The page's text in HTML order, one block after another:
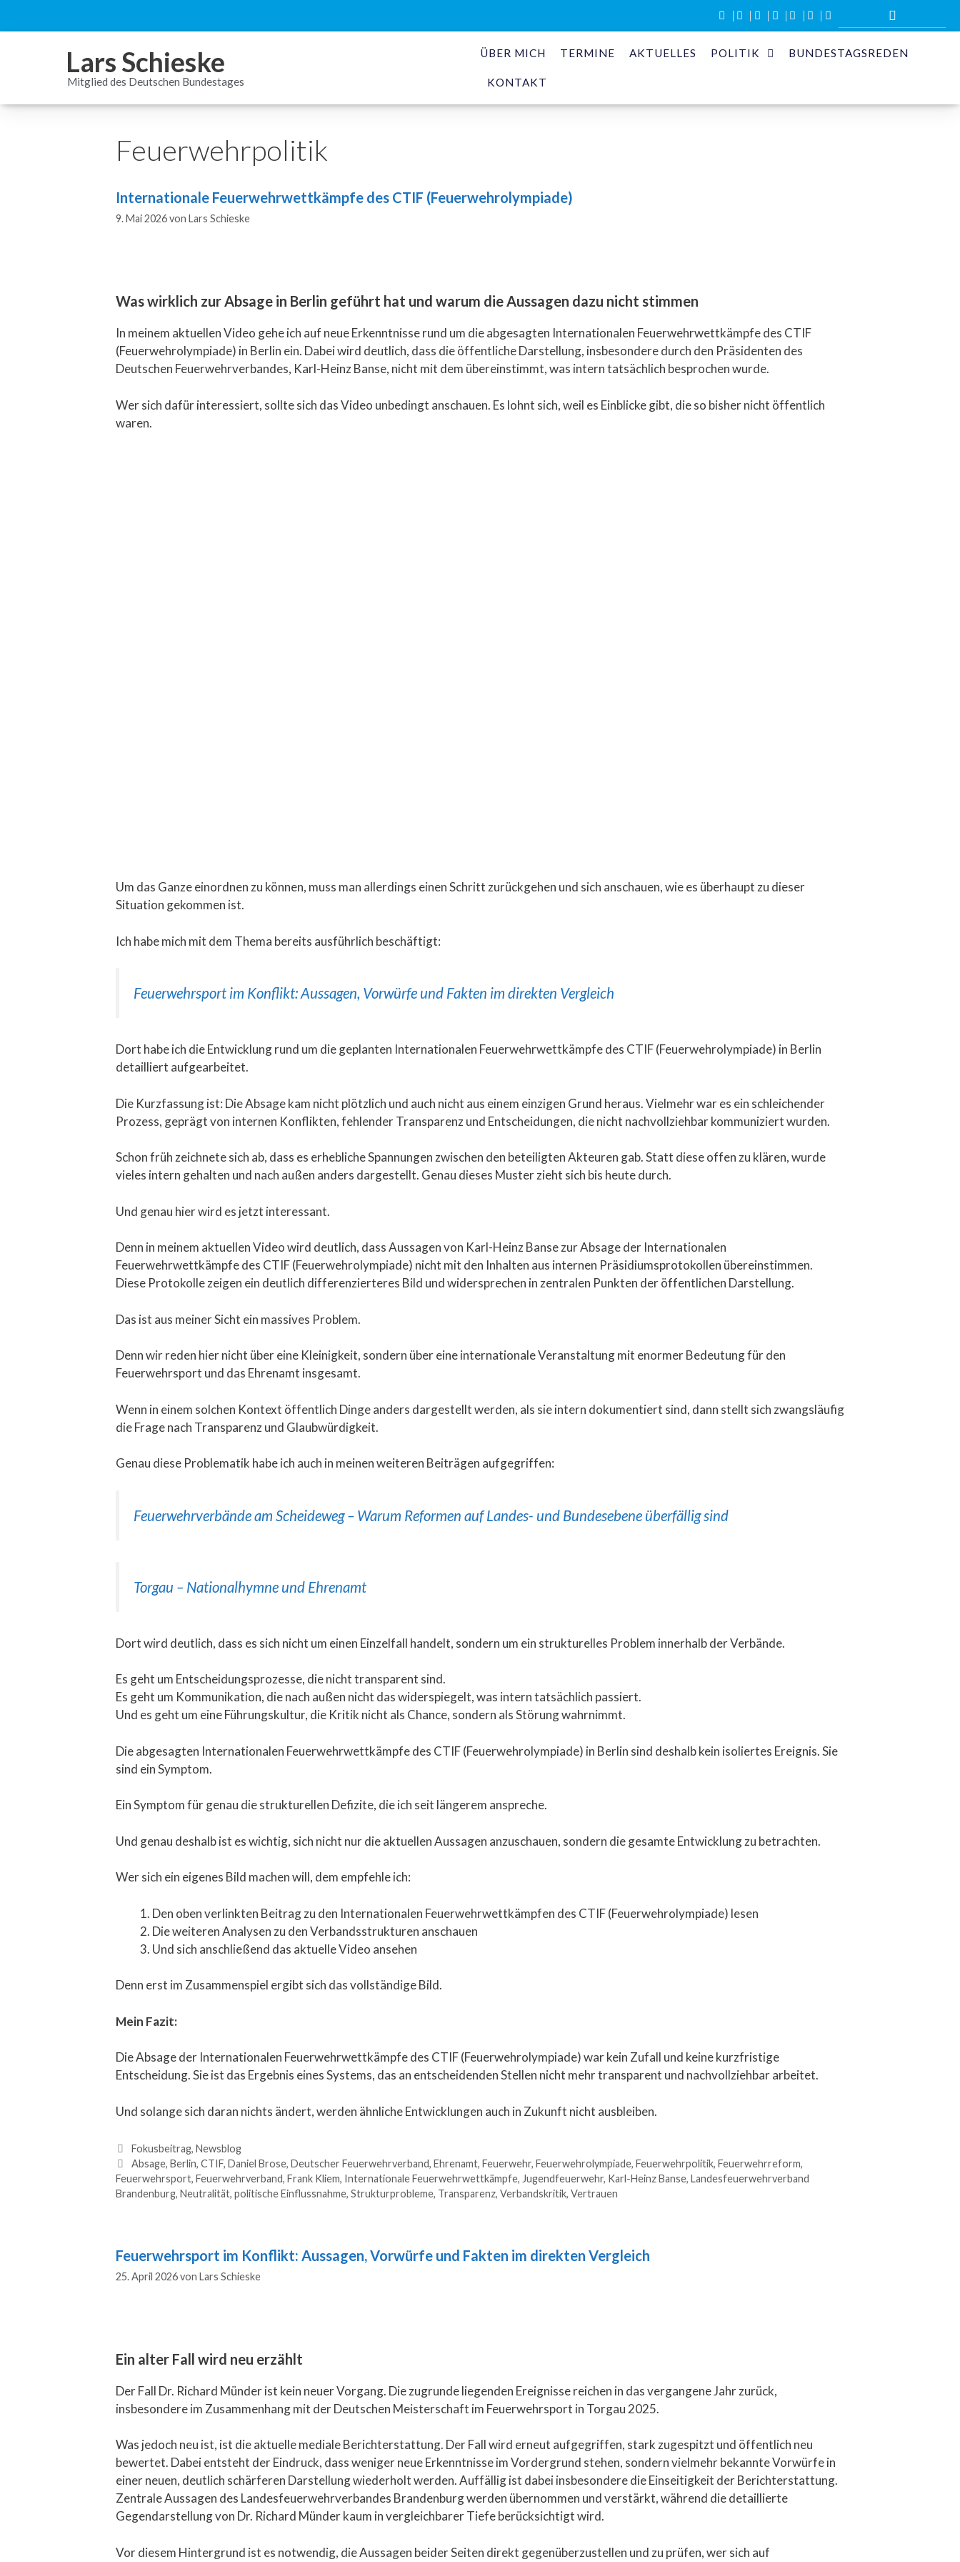
Lars Schieske
Mitglied des Deutschen Bundestages
ÜBER MICH TERMINE AKTUELLES POLITIK BUNDESTAGSREDEN
KONTAKT
Feuerwehrpolitik
Internationale Feuerwehrwettkämpfe des CTIF (Feuerwehrolympiade)
9. Mai 2026von Lars Schieske
Was wirklich zur Absage in Berlin geführt hat und warum die Aussagen dazu nicht stimmen
In meinem aktuellen Video gehe ich auf neue Erkenntnisse rund um die abgesagten Internationalen Feuerwehrwettkämpfe des CTIF
(Feuerwehrolympiade) in Berlin ein. Dabei wird deutlich, dass die öffentliche Darstellung, insbesondere durch den Präsidenten des
Deutschen Feuerwehrverbandes, Karl-Heinz Banse, nicht mit dem übereinstimmt, was intern tatsächlich besprochen wurde.
Wer sich dafür interessiert, sollte sich das Video unbedingt anschauen. Es lohnt sich, weil es Einblicke gibt, die so bisher nicht öffentlich
waren.
Um das Ganze einordnen zu können, muss man allerdings einen Schritt zurückgehen und sich anschauen, wie es überhaupt zu dieser
Situation gekommen ist.
Ich habe mich mit dem Thema bereits ausführlich beschäftigt:
Feuerwehrsport im Konflikt: Aussagen, Vorwürfe und Fakten im direkten Vergleich
Dort habe ich die Entwicklung rund um die geplanten Internationalen Feuerwehrwettkämpfe des CTIF (Feuerwehrolympiade) in Berlin
detailliert aufgearbeitet.
Die Kurzfassung ist: Die Absage kam nicht plötzlich und auch nicht aus einem einzigen Grund heraus. Vielmehr war es ein schleichender
Prozess, geprägt von internen Konflikten, fehlender Transparenz und Entscheidungen, die nicht nachvollziehbar kommuniziert wurden.
Schon früh zeichnete sich ab, dass es erhebliche Spannungen zwischen den beteiligten Akteuren gab. Statt diese offen zu klären, wurde
vieles intern gehalten und nach außen anders dargestellt. Genau dieses Muster zieht sich bis heute durch.
Und genau hier wird es jetzt interessant.
Denn in meinem aktuellen Video wird deutlich, dass Aussagen von Karl-Heinz Banse zur Absage der Internationalen
Feuerwehrwettkämpfe des CTIF (Feuerwehrolympiade) nicht mit den Inhalten aus internen Präsidiumsprotokollen übereinstimmen.
Diese Protokolle zeigen ein deutlich differenzierteres Bild und widersprechen in zentralen Punkten der öffentlichen Darstellung.
Das ist aus meiner Sicht ein massives Problem.
Denn wir reden hier nicht über eine Kleinigkeit, sondern über eine internationale Veranstaltung mit enormer Bedeutung für den
Feuerwehrsport und das Ehrenamt insgesamt.
Wenn in einem solchen Kontext öffentlich Dinge anders dargestellt werden, als sie intern dokumentiert sind, dann stellt sich zwangsläufig
die Frage nach Transparenz und Glaubwürdigkeit.
Genau diese Problematik habe ich auch in meinen weiteren Beiträgen aufgegriffen:
Feuerwehrverbände am Scheideweg – Warum Reformen auf Landes- und Bundesebene überfällig sind
Torgau – Nationalhymne und Ehrenamt
Dort wird deutlich, dass es sich nicht um einen Einzelfall handelt, sondern um ein strukturelles Problem innerhalb der Verbände.
Es geht um Entscheidungsprozesse, die nicht transparent sind.
Es geht um Kommunikation, die nach außen nicht das widerspiegelt, was intern tatsächlich passiert.
Und es geht um eine Führungskultur, die Kritik nicht als Chance, sondern als Störung wahrnimmt.
Die abgesagten Internationalen Feuerwehrwettkämpfe des CTIF (Feuerwehrolympiade) in Berlin sind deshalb kein isoliertes Ereignis. Sie
sind ein Symptom.
Ein Symptom für genau die strukturellen Defizite, die ich seit längerem anspreche.
Und genau deshalb ist es wichtig, sich nicht nur die aktuellen Aussagen anzuschauen, sondern die gesamte Entwicklung zu betrachten.
Wer sich ein eigenes Bild machen will, dem empfehle ich:
Den oben verlinkten Beitrag zu den Internationalen Feuerwehrwettkämpfen des CTIF (Feuerwehrolympiade) lesen
Die weiteren Analysen zu den Verbandsstrukturen anschauen
Und sich anschließend das aktuelle Video ansehen
Denn erst im Zusammenspiel ergibt sich das vollständige Bild.
Mein Fazit:
Die Absage der Internationalen Feuerwehrwettkämpfe des CTIF (Feuerwehrolympiade) war kein Zufall und keine kurzfristige
Entscheidung. Sie ist das Ergebnis eines Systems, das an entscheidenden Stellen nicht mehr transparent und nachvollziehbar arbeitet.
Und solange sich daran nichts ändert, werden ähnliche Entwicklungen auch in Zukunft nicht ausbleiben.
Fokusbeitrag, Newsblog
Absage, Berlin, CTIF, Daniel Brose, Deutscher Feuerwehrverband, Ehrenamt, Feuerwehr, Feuerwehrolympiade, Feuerwehrpolitik, Feuerwehrreform,
Feuerwehrsport, Feuerwehrverband, Frank Kliem, Internationale Feuerwehrwettkämpfe, Jugendfeuerwehr, Karl-Heinz Banse, Landesfeuerwehrverband
Brandenburg, Neutralität, politische Einflussnahme, Strukturprobleme, Transparenz, Verbandskritik, Vertrauen
Feuerwehrsport im Konflikt: Aussagen, Vorwürfe und Fakten im direkten Vergleich
25. April 2026von Lars Schieske
Ein alter Fall wird neu erzählt
Der Fall Dr. Richard Münder ist kein neuer Vorgang. Die zugrunde liegenden Ereignisse reichen in das vergangene Jahr zurück,
insbesondere im Zusammenhang mit der Deutschen Meisterschaft im Feuerwehrsport in Torgau 2025.
Was jedoch neu ist, ist die aktuelle mediale Berichterstattung. Der Fall wird erneut aufgegriffen, stark zugespitzt und öffentlich neu
bewertet. Dabei entsteht der Eindruck, dass weniger neue Erkenntnisse im Vordergrund stehen, sondern vielmehr bekannte Vorwürfe in
einer neuen, deutlich schärferen Darstellung wiederholt werden. Auffällig ist dabei insbesondere die Einseitigkeit der Berichterstattung.
Zentrale Aussagen des Landesfeuerwehrverbandes Brandenburg werden übernommen und verstärkt, während die detaillierte
Gegendarstellung von Dr. Richard Münder kaum in vergleichbarer Tiefe berücksichtigt wird.
Vor diesem Hintergrund ist es notwendig, die Aussagen beider Seiten direkt gegenüberzustellen und zu prüfen, wer sich auf